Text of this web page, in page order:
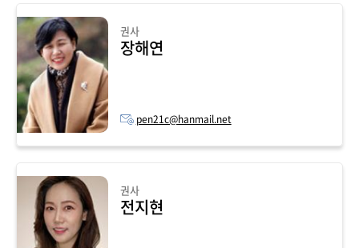
권사
장해연
pen21c@hanmail.net
권사
전지현